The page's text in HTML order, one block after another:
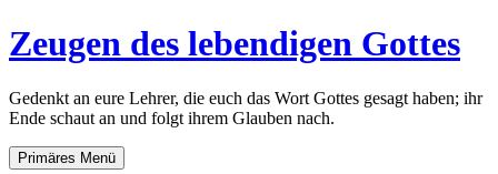
Zum
Inhalt
Zeugen des lebendigen Gottes
Gedenkt an eure Lehrer, die euch das Wort Gottes gesagt haben; ihr
Ende schaut an und folgt ihrem Glauben nach.
Primäres Menü